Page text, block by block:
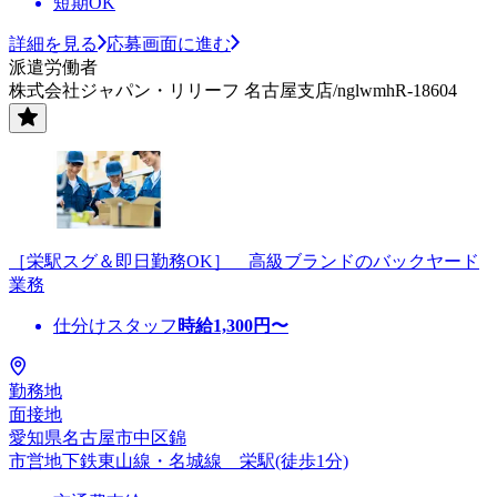
詳細を見る
応募画面に進む
派遣労働者
株式会社ジャパン・リリーフ 名古屋支店/nglwmhR-18604
［栄駅スグ＆即日勤務OK］ 高級ブランドのバックヤード
業務
仕分けスタッフ 時給1,300円〜
勤務地
面接地
愛知県名古屋市中区錦
市営地下鉄東山線・名城線 栄駅(徒歩1分)